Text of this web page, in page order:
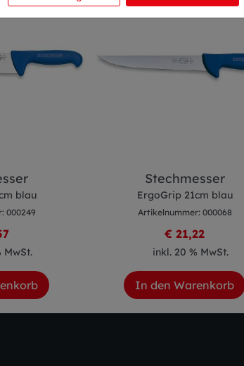
blau
000249
MwSt.
Stechmesser
ErgoGrip 21cm blau
Artikelnummer: 000068
€ 21,22
inkl. 20 % MwSt.
In den Warenkorb